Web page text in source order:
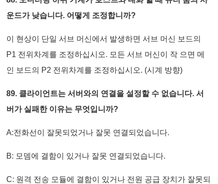
운드가 낮습니다. 어떻게 조정합니까?
이 현상이 단일 서브 머신에서 발생하면 서브 머신 보드의
P1 전위차계를 조정하십시오. 모든 서브 머신이 작 으면 메
인 보드의 P2 전위차계를 조정하십시오. (시계 방향)
89. 클라이언트는 서버와의 연결을 설정할 수 없습니다. 서
버가 실패한 이유는 무엇입니까?
A:전화선이 잘못되었거나 잘못 연결되었습니다.
B: 모뎀에 결함이 있거나 잘못 연결되었습니다.
C: 원격 전송 모듈에 결함이 있거나 전원 공급 장치가 잘못되